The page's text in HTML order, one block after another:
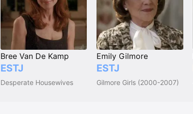
Bree Van De Kamp
ESTJ
Desperate Housewives
Emily Gilmore
ESTJ
Gilmore Girls (2000-2007)